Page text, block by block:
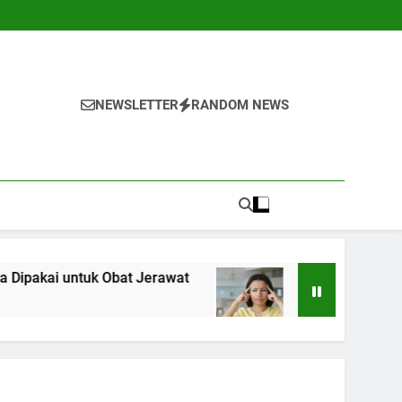
NEWSLETTER RANDOM NEWS
Jerawat 5 Langkah Awal untuk
1 Tahun Ago